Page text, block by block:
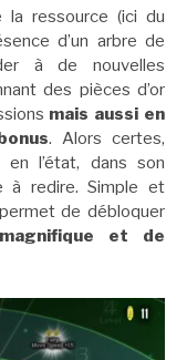
ressource (ici du
d’un arbre de
à de nouvelles
des pièces d’or
mais aussi en
. Alors certes,
l’état, dans son
à redire. Simple et
de débloquer
et de